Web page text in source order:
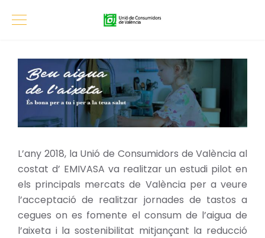
L’any 2018, la Unió de Consumidors de València al
costat d’ EMIVASA va realitzar un estudi pilot en
els principals mercats de València per a veure
l’acceptació de realitzar jornades de tastos a
cegues on es fomente el consum de l’aigua de
l’aixeta i la sostenibilitat mitjançant la reducció